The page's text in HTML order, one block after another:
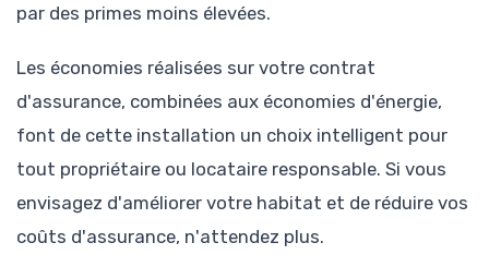
par des primes moins élevées.
Les économies réalisées sur votre contrat
d'assurance, combinées aux économies d'énergie,
font de cette installation un choix intelligent pour
tout propriétaire ou locataire responsable. Si vous
envisagez d'améliorer votre habitat et de réduire vos
coûts d'assurance, n'attendez plus.